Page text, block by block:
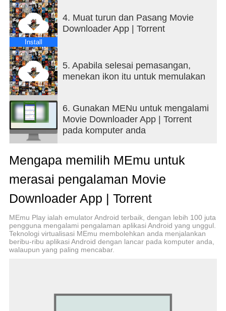
ချိတ်ဆက်မှုမရှိဘဲ နောက်ပိုင်းတွင် ၎င်းတို့ကို ကြည့်ရှု
နိုင်သည်။
အင်္ဂါရပ်များ
✓ အံဝင်ခွင်ကျဖြစ်ပြီး အလိုလိုသိနိုင်သော မျက်နှာပြင်။
✓ သင့် SmartPhone တွင် တိုက်ရိုက် တိုက်ရိုက်ကြည့်ရှု
ပါ။
✓ Movie Downloader App မှ သင့်အကြိုက်ဆုံးရုပ်ရှင်
ကို လျင်မြန်စွာရှာဖွေရန် လုပ်ဆောင်ချက်ကို ရှာဖွေပါ။
✓ ရုပ်ရှင်ကို သံလိုက်မှ သို့မဟုတ် torrent URL ပုံစံဖြင့်
တိုက်ရိုက်ဖွင့်ပါ။
✓ Movie Downloader အက်ပ်မှမဆို torrent ဖိုင်များကို
တိုက်ရိုက်ဖွင့်ပါ။
လုပ်ပါ။
✓ ဒေါင်းလုဒ်လုပ်ခြင်းကို ပြန်လည်စတင်ရန်နှင့် ခေတ္တ
ရပ်ပါ။
✓ ရုပ်ရှင်ကို အချိန်မရွေး ဒေါင်းလုဒ်လုပ်ပါ။
ရှင်းလင်းချက်
ဤအက်ပ်သည် ရုပ်ရှင်များကို ရှာဖွေခြင်းနှင့် ဒေါင်းလုဒ်
လုပ်ရန်အတွက် ကြားနေရှာဖွေရေးအင်ဂျင်နှင့် ဒေါင်းလု
အကြောင်းအရာ၏ တရားမျှတမှုကို ဆုံးဖြတ်ရာတွင်
Install
4. Muat turun dan Pasang Movie
Downloader App | Torrent
5. Apabila selesai pemasangan,
menekan ikon itu untuk memulakan
6. Gunakan MENu untuk mengalami
Movie Downloader App | Torrent
pada komputer anda
Mengapa memilih MEmu untuk
merasai pengalaman Movie
Downloader App | Torrent
MEmu Play ialah emulator Android terbaik, dengan lebih 100 juta
pengguna mengalami pengalaman aplikasi Android yang unggul.
Teknologi virtualisasi MEmu membolehkan anda menjalankan
beribu-ribu aplikasi Android dengan lancar pada komputer anda,
walaupun yang paling mencabar.